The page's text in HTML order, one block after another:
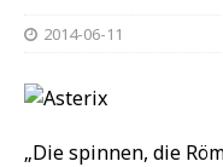
2014-06-11
„Die spinnen, die